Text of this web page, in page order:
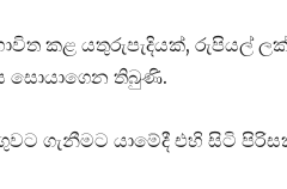
කළ යතුරුපැදියක්, රුපියල්
සොයාගෙන තිබුණි.
ගැනීමට යාමේදී එහි සිටි